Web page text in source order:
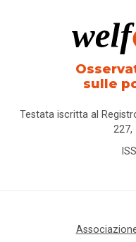
sulle
Testata iscritta al
227,